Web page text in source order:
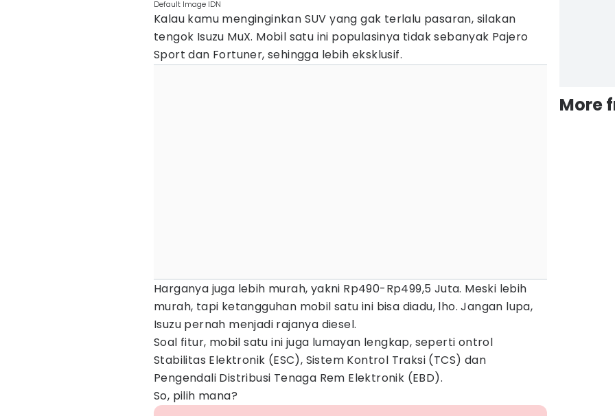
Default Image IDN
Kalau kamu menginginkan SUV yang gak terlalu pasaran, silakan
tengok Isuzu MuX. Mobil satu ini populasinya tidak sebanyak Pajero
Sport dan Fortuner, sehingga lebih eksklusif.
Harganya juga lebih murah, yakni Rp490-Rp499,5 Juta. Meski lebih
murah, tapi ketangguhan mobil satu ini bisa diadu, lho. Jangan lupa,
Isuzu pernah menjadi rajanya diesel.
Soal fitur, mobil satu ini juga lumayan lengkap, seperti ontrol
Stabilitas Elektronik (ESC), Sistem Kontrol Traksi (TCS) dan
Pengendali Distribusi Tenaga Rem Elektronik (EBD).
So, pilih mana?
More